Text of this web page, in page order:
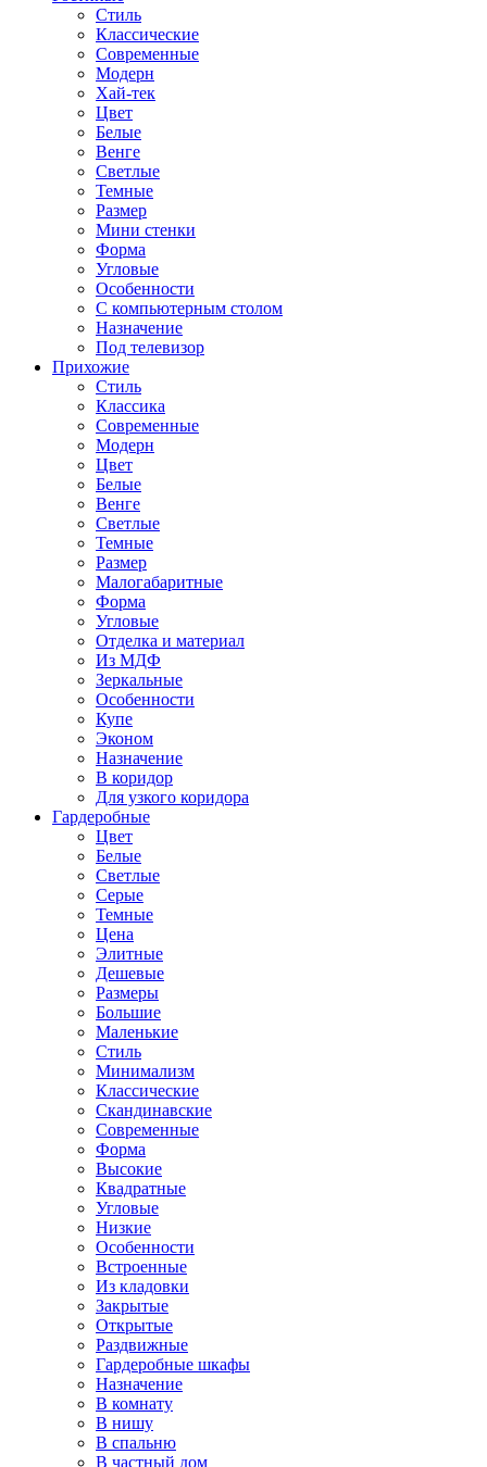
Стиль
Классические
Современные
Модерн
Хай-тек
Цвет
Белые
Венге
Светлые
Темные
Размер
Мини стенки
Форма
Угловые
Особенности
С компьютерным столом
Назначение
Под телевизор
Прихожие
Стиль
Классика
Современные
Модерн
Цвет
Белые
Венге
Светлые
Темные
Размер
Малогабаритные
Форма
Угловые
Отделка и материал
Из МДФ
Зеркальные
Особенности
Купе
Эконом
Назначение
В коридор
Для узкого коридора
Гардеробные
Цвет
Белые
Светлые
Серые
Темные
Цена
Элитные
Дешевые
Размеры
Большие
Маленькие
Стиль
Минимализм
Классические
Скандинавские
Современные
Форма
Высокие
Квадратные
Угловые
Низкие
Особенности
Встроенные
Из кладовки
Закрытые
Открытые
Раздвижные
Гардеробные шкафы
Назначение
В комнату
В нишу
В спальню
В частный дом